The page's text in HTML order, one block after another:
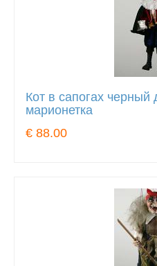
Кот в сапогах черный
марионетка
€ 88.00